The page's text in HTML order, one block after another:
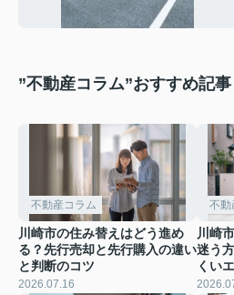
”不動産コラム”おすすめ記事
不動産コラム
川崎市の住み替えはどう進め
る？先行売却と先行購入の違い
と判断のコツ
2026.07.16
不動
川崎
迷う
くい